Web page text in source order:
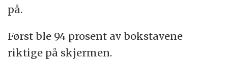
på.
Først ble 94 prosent av bokstavene
riktige på skjermen.